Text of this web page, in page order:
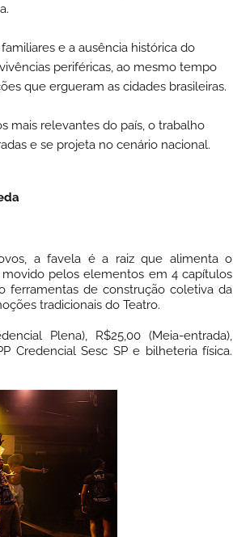
e a ausência histórica do
periféricas, ao mesmo tempo
que ergueram as cidades brasileiras.
mais relevantes do país, o trabalho
e se projeta no cenário nacional.
a favela é a raiz que alimenta o
pelos elementos em 4 capítulos
ferramentas de construção coletiva da
tradicionais do Teatro.
Plena), R$25,00 (Meia-entrada),
Credencial Sesc SP e bilheteria física.